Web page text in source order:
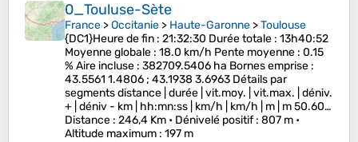
0_Touluse-Sète
France >Occitanie > Haute-Garonne >Toulouse
{DC1}Heure de fin : 21:32:30 Durée totale : 13h40:52
Moyenne globale : 18.0 km/h Pente moyenne : 0.15
% Aire incluse : 382709.5406 ha Bornes emprise :
43.5561 1.4806 ; 43.1938 3.6963 Détails par
segments distance | durée | vit.moy. | vit.max. | déniv.
+ | déniv - km | hh:mn:ss | km/h | km/h | m | m 50.60…
Distance : 246,4 Km • Dénivelé positif: 807 m •
Altitude maximum : 197 m